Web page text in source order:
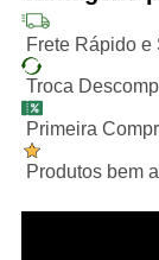
Frete Rápido e
Troca
Primeira
Produtos bem